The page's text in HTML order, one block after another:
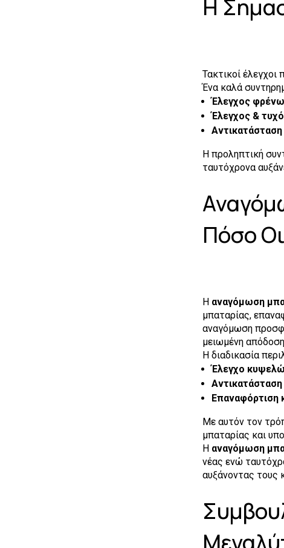
Η
Τακτικοί
Ένα καλά
Έλεγχος
Έλεγχος &
Η προληπτική
ταυτόχρονα
Πόσο
Η αναγόμωση
μπαταρίας,
αναγόμωση
μειωμένη
Η διαδικασία
Έλεγχο
Επαναφόρτιση
Με αυτόν τον
μπαταρίας και
Η αναγόμωση
νέας ενώ
αυξάνοντας τους